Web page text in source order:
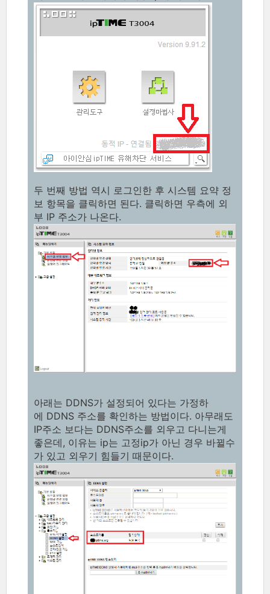
두 번째 방법 역시 로그인한 후 시스템 요약 정
보 항목을 클릭하면 된다. 클릭하면 우측에 외
부 IP 주소가 나온다.
아래는 DDNS가 설정되어 있다는 가정하
에 DDNS 주소를 확인하는 방법이다. 아무래도
IP주소 보다는 DDNS주소를 외우고 다니는게
좋은데, 이유는 ip는 고정ip가 아닌 경우 바뀔수
가 있고 외우기 힘들기 때문이다.